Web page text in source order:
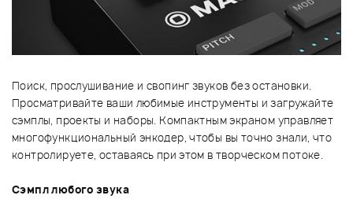
Поиск, прослушивание и свопинг звуков без остановки.
Просматривайте ваши любимые инструменты и загружайте
сэмплы, проекты и наборы. Компактным экраном управляет
многофункциональный энкодер, чтобы вы точно знали, что
контролируете, оставаясь при этом в творческом потоке.
Сэмпл любого звука